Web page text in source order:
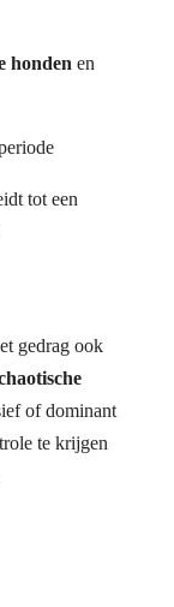
honden en
tot een
gedrag ook
of dominant
te krijgen